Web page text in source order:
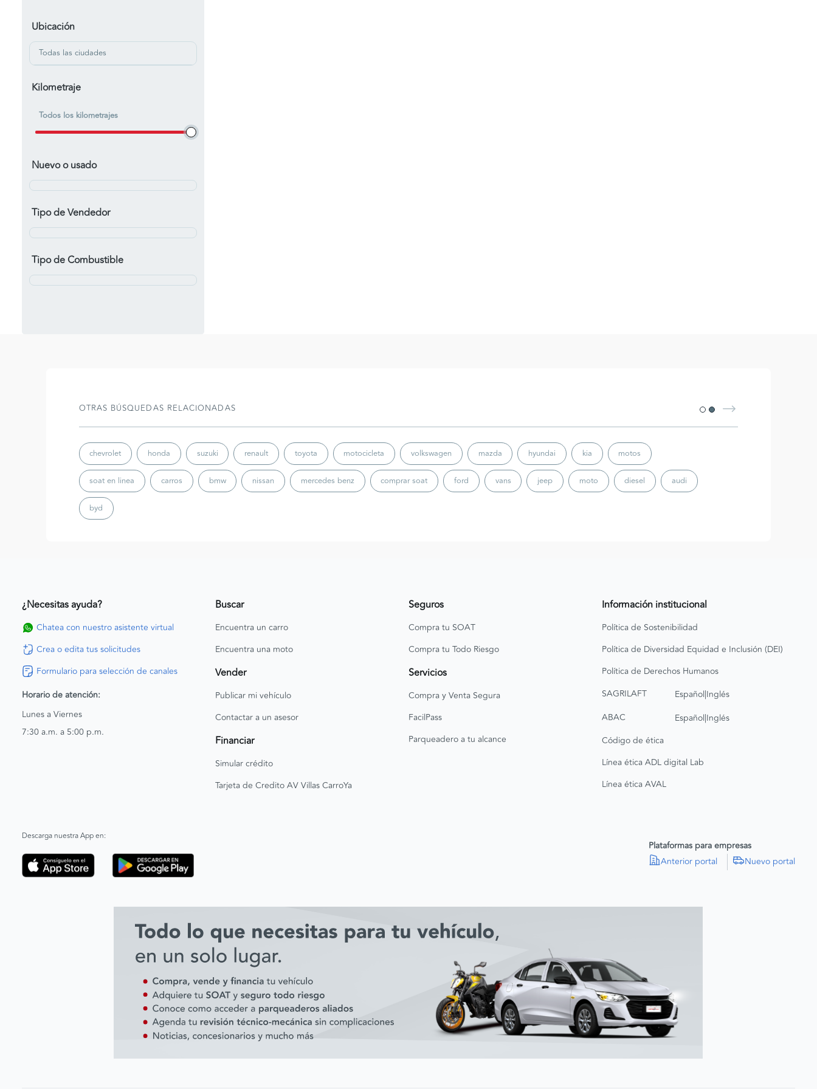
Ubicación
Todas las ciudades
Kilometraje
Todos los kilometrajes
Nuevo o usado
Tipo de Vendedor
Tipo de Combustible
OTRAS BÚSQUEDAS RELACIONADAS
chevrolet honda suzuki renault toyota motocicleta volkswagen mazda hyundai kia motos
soat en linea carros bmw nissan mercedes benz comprar soat ford vans jeep moto diesel audi
byd
¿Necesitas ayuda?
Chatea con nuestro asistente virtual
Crea o edita tus solicitudes
Formulario para selección de canales
Horario de atención:
Lunes a Viernes
7:30 a.m. a 5:00 p.m.
Buscar
Encuentra un carro
Encuentra una moto
Vender
Publicar mi vehículo
Contactar a un asesor
Financiar
Simular crédito
Tarjeta de Credito AV Villas CarroYa
Seguros
Compra tu SOAT
Compra tu Todo Riesgo
Servicios
Compra y Venta Segura
FacilPass
Parqueadero a tu alcance
Información institucional
Política de Sostenibilidad
Política de Diversidad Equidad e Inclusión (DEI)
Política de Derechos Humanos
SAGRILAFT
Español|Inglés
ABAC
Español|Inglés
Código de ética
Línea ética ADL digital Lab
Línea ética AVAL
Descarga nuestra App en:
Plataformas para empresas
Anterior portal
Nuevo portal